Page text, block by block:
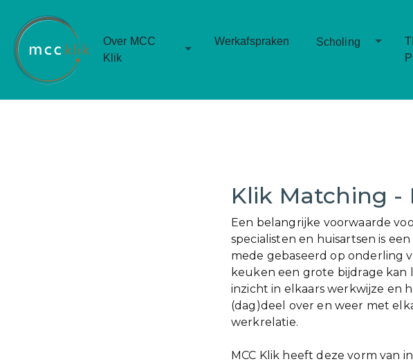
Over MCC
Klik
Toggle Dropdown
Werkafspraken Scholing
Klik Matching -
Een belangrijke voorwaarde
specialisten en huisartsen is
mede gebaseerd op onderling
keuken een grote bijdrage
inzicht in elkaars werkwijze en
(dag)deel over en weer met
werkrelatie.
MCC Klik heeft deze vorm van